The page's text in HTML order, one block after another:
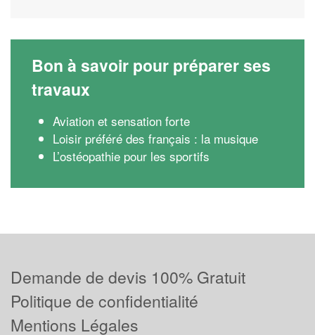
Bon à savoir pour préparer ses
travaux
Aviation et sensation forte
Loisir préféré des français : la musique
L’ostéopathie pour les sportifs
Demande de devis 100% Gratuit
Politique de confidentialité
Mentions Légales